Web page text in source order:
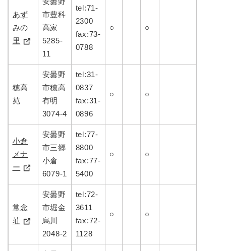
あず
みの
里
市豊科
高家
5285-
11
tel:71-
2300
fax:73-
0788
○ ○
穂高
苑
安曇野
市穂高
有明
3074-4
tel:31-
0837
fax:31-
0896
○ ○
小倉
メナ
ー
安曇野
市三郷
小倉
6079-1
tel:77-
8800
fax:77-
5400
○ ○
常念
荘
安曇野
市堀金
烏川
2048-2
tel:72-
3611
fax:72-
1128
○ ○